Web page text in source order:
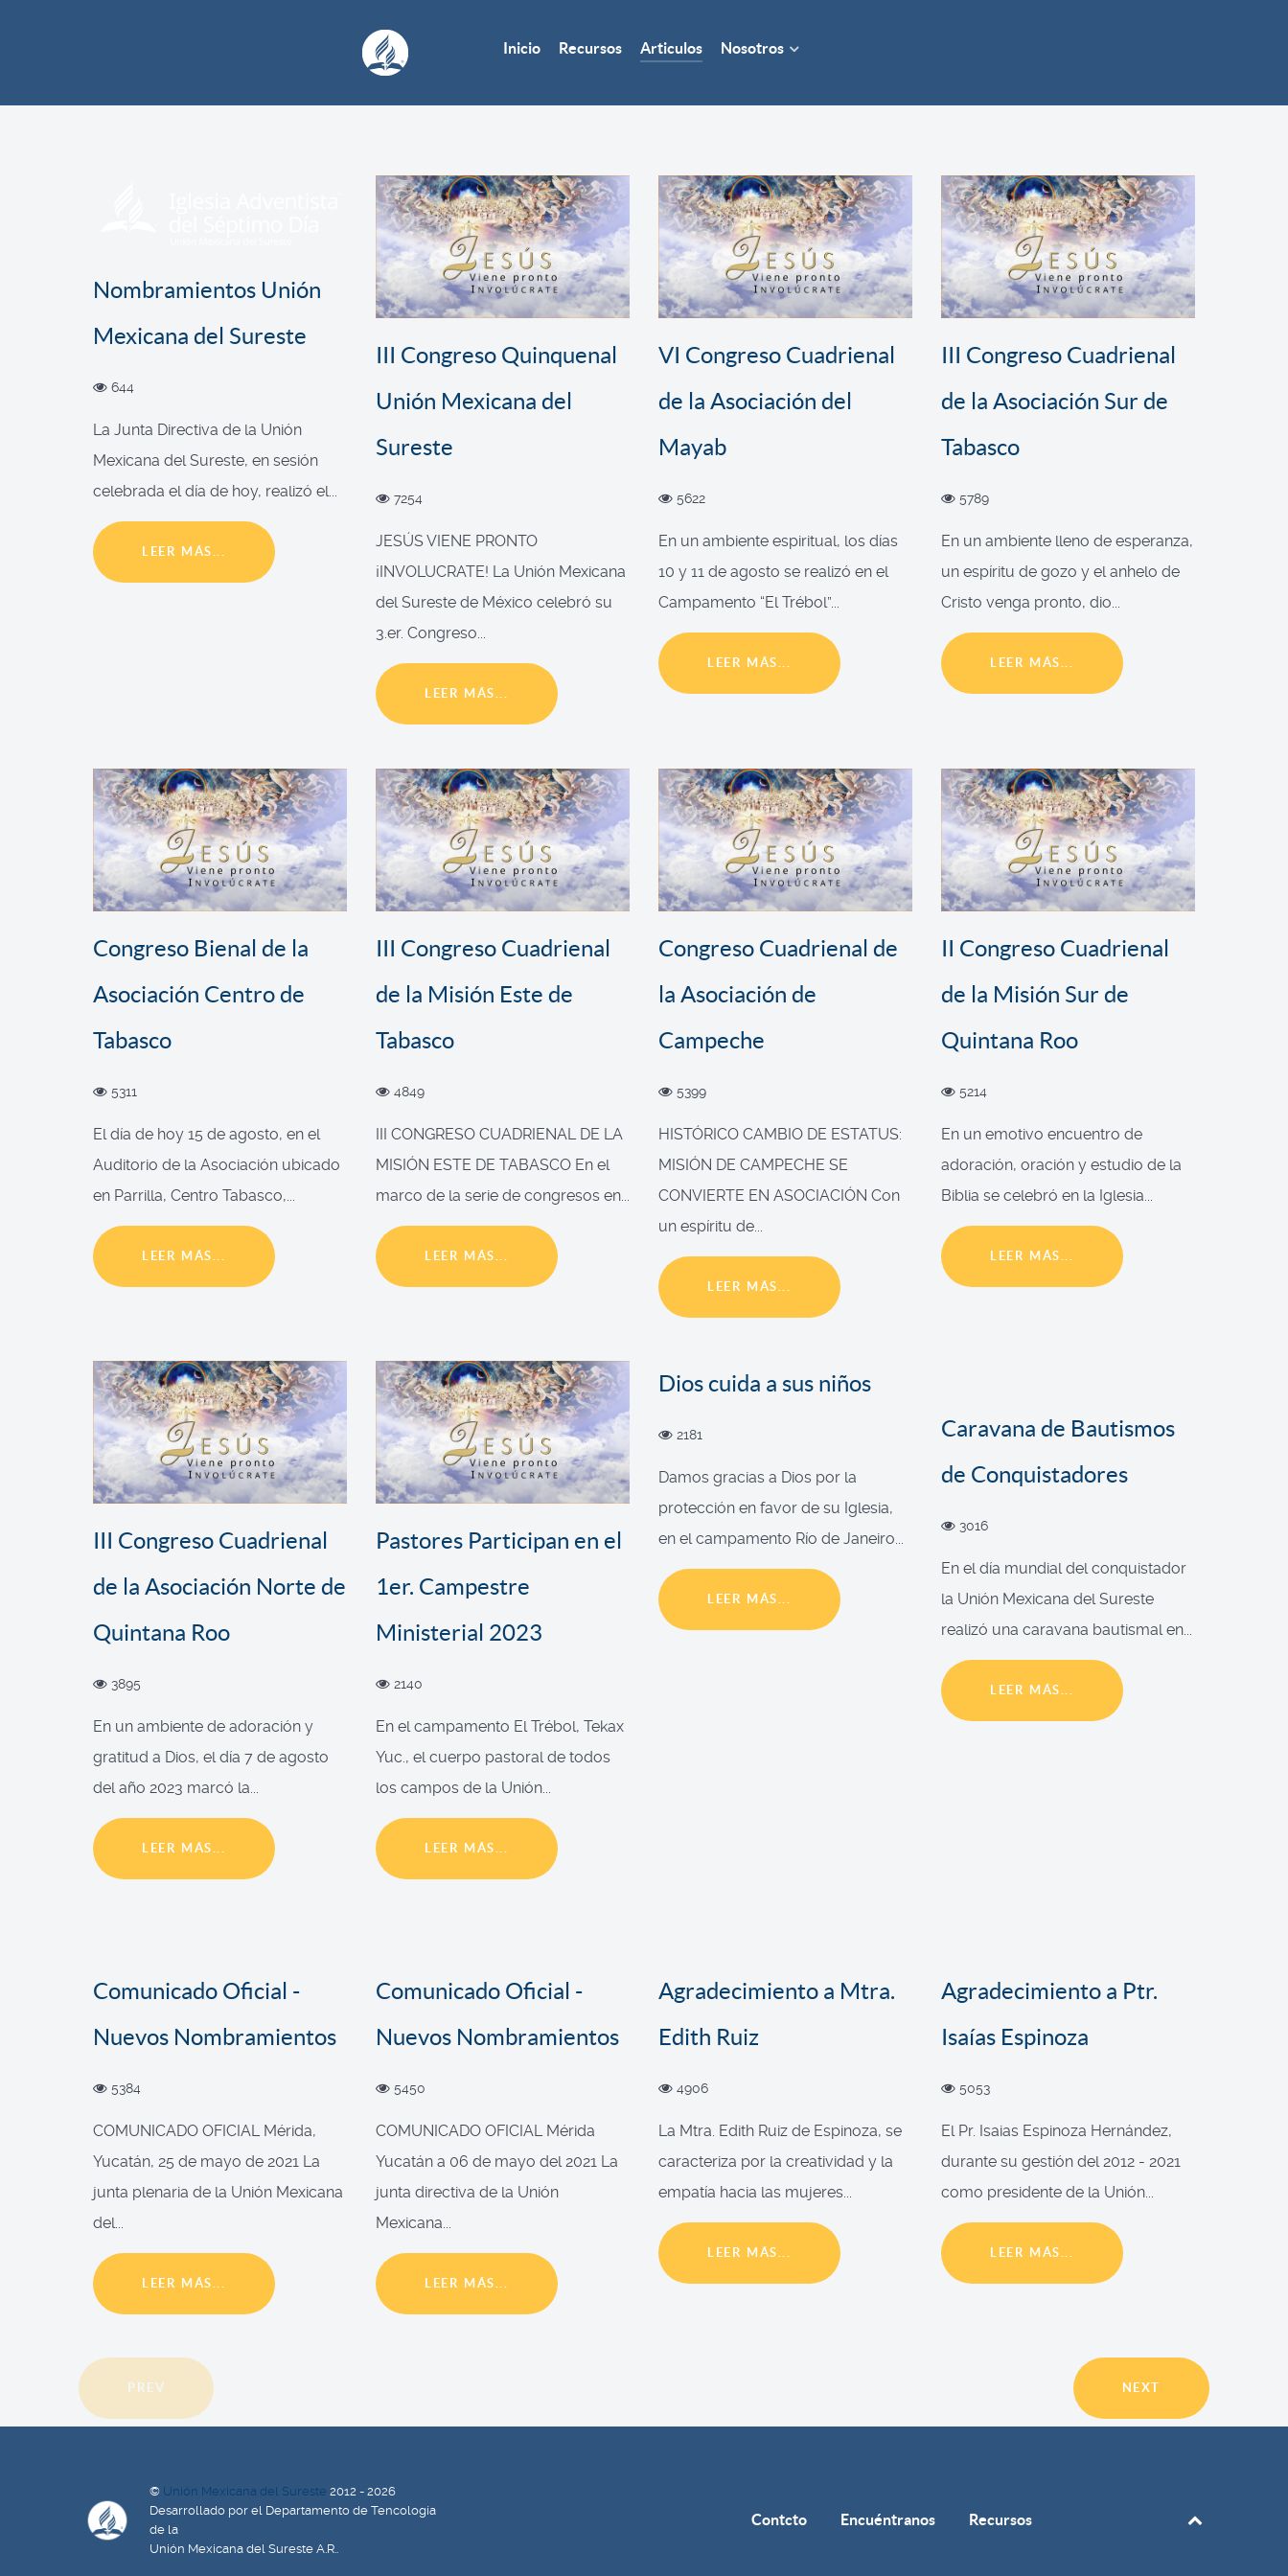
Inicio Recursos Articulos Nosotros
Nombramientos Unión
Mexicana del Sureste
644
La Junta Directiva de la Unión
Mexicana del Sureste, en sesión
celebrada el día de hoy, realizó el...
LEER MÁS...
III Congreso Quinquenal
Unión Mexicana del
Sureste
7254
JESÚS VIENE PRONTO
¡INVOLUCRATE! La Unión Mexicana
del Sureste de México celebró su
3.er. Congreso...
LEER MÁS...
VI Congreso Cuadrienal
de la Asociación del
Mayab
5622
En un ambiente espiritual, los días
10 y 11 de agosto se realizó en el
Campamento “El Trébol”...
LEER MÁS...
III Congreso Cuadrienal
de la Asociación Sur de
Tabasco
5789
En un ambiente lleno de esperanza,
un espíritu de gozo y el anhelo de
Cristo venga pronto, dio...
LEER MÁS...
Congreso Bienal de la
Asociación Centro de
Tabasco
5311
El día de hoy 15 de agosto, en el
Auditorio de la Asociación ubicado
en Parrilla, Centro Tabasco,...
LEER MÁS...
III Congreso Cuadrienal
de la Misión Este de
Tabasco
4849
III CONGRESO CUADRIENAL DE LA
MISIÓN ESTE DE TABASCO En el
marco de la serie de congresos en...
LEER MÁS...
Congreso Cuadrienal de
la Asociación de
Campeche
5399
HISTÓRICO CAMBIO DE ESTATUS:
MISIÓN DE CAMPECHE SE
CONVIERTE EN ASOCIACIÓN Con
un espíritu de...
LEER MÁS...
II Congreso Cuadrienal
de la Misión Sur de
Quintana Roo
5214
En un emotivo encuentro de
adoración, oración y estudio de la
Biblia se celebró en la Iglesia...
LEER MÁS...
III Congreso Cuadrienal
de la Asociación Norte de
Quintana Roo
3895
En un ambiente de adoración y
gratitud a Dios, el día 7 de agosto
del año 2023 marcó la...
LEER MÁS...
Pastores Participan en el
1er. Campestre
Ministerial 2023
2140
En el campamento El Trébol, Tekax
Yuc., el cuerpo pastoral de todos
los campos de la Unión...
LEER MÁS...
Dios cuida a sus niños
2181
Damos gracias a Dios por la
protección en favor de su Iglesia,
en el campamento Río de Janeiro...
LEER MÁS...
Caravana de Bautismos
de Conquistadores
3016
En el día mundial del conquistador
la Unión Mexicana del Sureste
realizó una caravana bautismal en...
LEER MÁS...
Comunicado Oficial -
Nuevos Nombramientos
5384
COMUNICADO OFICIAL Mérida,
Yucatán, 25 de mayo de 2021 La
junta plenaria de la Unión Mexicana
del...
LEER MÁS...
Comunicado Oficial -
Nuevos Nombramientos
5450
COMUNICADO OFICIAL Mérida
Yucatán a 06 de mayo del 2021 La
junta directiva de la Unión
Mexicana...
LEER MÁS...
Agradecimiento a Mtra.
Edith Ruiz
4906
La Mtra. Edith Ruiz de Espinoza, se
caracteriza por la creatividad y la
empatía hacia las mujeres...
LEER MÁS...
Agradecimiento a Ptr.
Isaías Espinoza
5053
El Pr. Isaias Espinoza Hernández,
durante su gestión del 2012 - 2021
como presidente de la Unión...
LEER MÁS...
PREV NEXT
© Unión Mexicana del Sureste 2012 - 2026
Desarrollado por el Departamento de Tencología
de la
Unión Mexicana del Sureste A.R..
Contcto Encuéntranos Recursos